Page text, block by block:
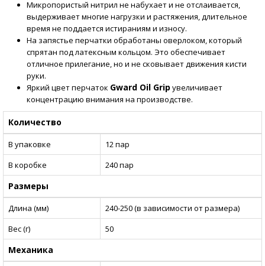
Микропористый нитрил не набухает и не отслаивается,
выдерживает многие нагрузки и растяжения, длительное
время не поддается истираниям и износу.
На запястье перчатки обработаны оверлоком, который
спрятан под латексным кольцом. Это обеспечивает
отличное прилегание, но и не сковывает движения кисти
руки.
Яркий цвет перчаток Gward Oil Grip увеличивает
концентрацию внимания на производстве.
Количество
В упаковке
12 пар
В коробке
240 пар
Размеры
Длина (мм)
240-250 (в зависимости от размера)
Вес (г)
50
Механика